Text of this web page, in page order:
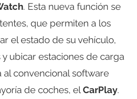
. Esta nueva función se
que permiten a los
el estado de su vehículo,
ubicar estaciones de carga
al convencional software
de coches, elCarPlay.